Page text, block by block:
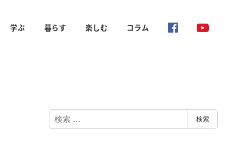
学ぶ 暮らす 楽しむ コラム
検
索
検索